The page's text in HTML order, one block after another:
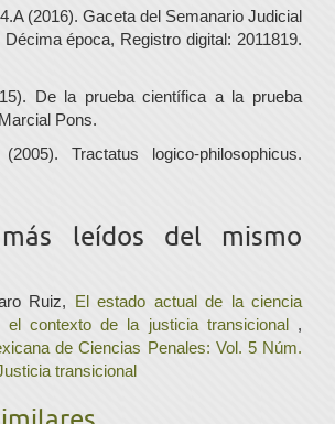
(2016). Gaceta del Semanario Judicial
época, Registro digital: 2011819.
De la prueba científica a la prueba
Pons.
Tractatus logico-philosophicus.
leídos del mismo
Ruiz, El estado actual de la ciencia
el contexto de la justicia transicional ,
de Ciencias Penales: Vol. 5 Núm.
transicional